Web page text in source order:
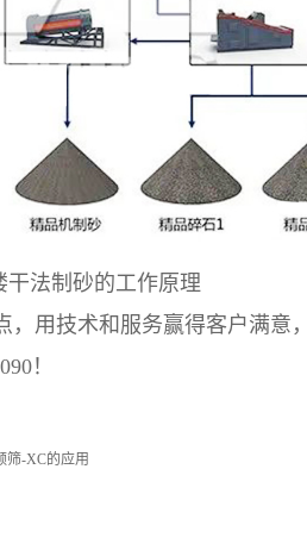
干法制砂的工作原理
，用技术和服务赢得客户满意
！
-XC的应用